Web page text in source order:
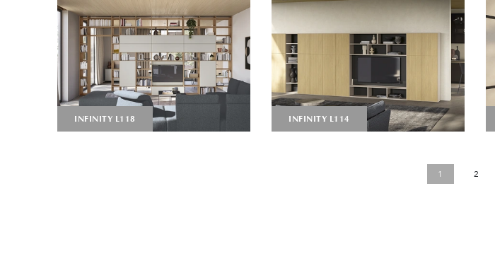
INFINITY L118 INFINITY L114
1 2